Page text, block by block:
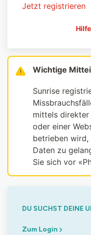
Jetzt registrieren
Wichtige
Sunrise
mittels
oder einer
betrieben wird,
Daten zu
Sie sich vor
DU SUCHST DEINE
Zum Login